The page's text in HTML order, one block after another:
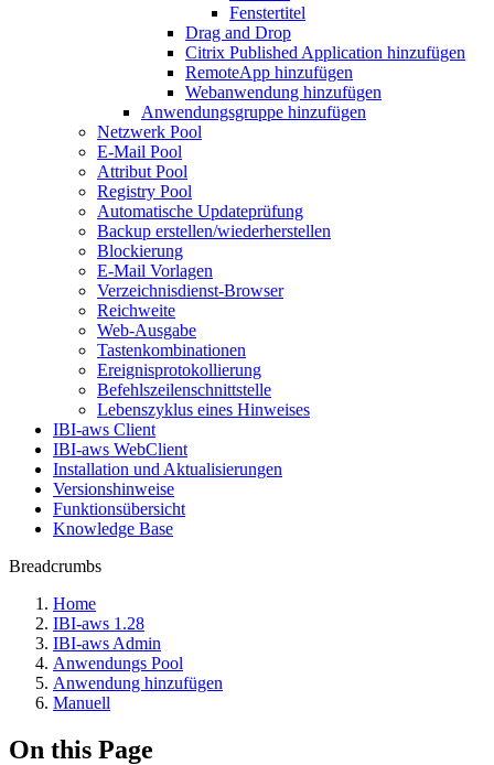
Fenstertitel
Drag and Drop
Citrix Published Application hinzufügen
RemoteApp hinzufügen
Webanwendung hinzufügen
Anwendungsgruppe hinzufügen
Netzwerk Pool
E-Mail Pool
Attribut Pool
Registry Pool
Automatische Updateprüfung
Backup erstellen/wiederherstellen
Blockierung
E-Mail Vorlagen
Verzeichnisdienst-Browser
Reichweite
Web-Ausgabe
Tastenkombinationen
Ereignisprotokollierung
Befehlszeilenschnittstelle
Lebenszyklus eines Hinweises
IBI-aws Client
IBI-aws WebClient
Installation und Aktualisierungen
Versionshinweise
Funktionsübersicht
Knowledge Base
Breadcrumbs
Home
IBI-aws 1.28
IBI-aws Admin
Anwendungs Pool
Anwendung hinzufügen
Manuell
On this Page